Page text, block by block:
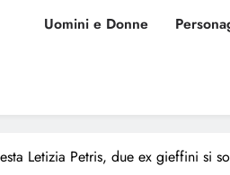
Uomini e Donne
Letizia Petris, due ex gieffini si